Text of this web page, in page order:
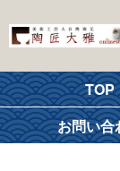
TOP
お問い合